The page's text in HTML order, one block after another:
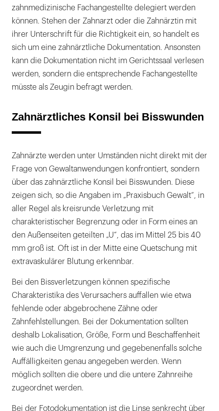
zahnmedizinische Fachangestellte delegiert werden
können. Stehen der Zahnarzt oder die Zahnärztin mit
ihrer Unterschrift für die Richtigkeit ein, so handelt es
sich um eine zahnärztliche Dokumentation. Ansonsten
kann die Dokumentation nicht im Gerichtssaal verlesen
werden, sondern die entsprechende Fachangestellte
müsste als Zeugin befragt werden.
Zahnärztliches Konsil bei Bisswunden
Zahnärzte werden unter Umständen nicht direkt mit der
Frage von Gewaltanwendungen konfrontiert, sondern
über das zahnärztliche Konsil bei Bisswunden. Diese
zeigen sich, so die Angaben im „Praxisbuch Gewalt“, in
aller Regel als kreisrunde Verletzung mit
charakteristischer Begrenzung oder in Form eines an
den Außenseiten geteilten „U“, das im Mittel 25 bis 40
mm groß ist. Oft ist in der Mitte eine Quetschung mit
extravaskulärer Blutung erkennbar.
Bei den Bissverletzungen können spezifische
Charakteristika des Verursachers auffallen wie etwa
fehlende oder abgebrochene Zähne oder
Zahnfehlstellungen. Bei der Dokumentation sollten
deshalb Lokalisation, Größe, Form und Beschaffenheit
wie auch die Umgrenzung und gegebenenfalls solche
Auffälligkeiten genau angegeben werden. Wenn
möglich sollten die obere und die untere Zahnreihe
zugeordnet werden.
Bei der Fotodokumentation ist die Linse senkrecht über